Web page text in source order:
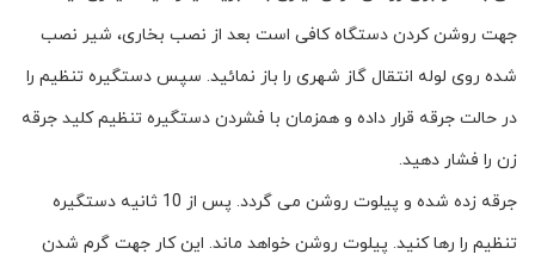
جهت روشن کردن دستگاه کافی است بعد از نصب بخاری، شیر نصب
شده روی لوله انتقال گاز شهری را باز نمائید. سپس دستگیره تنظیم را
در حالت جرقه قرار داده و همزمان با فشردن دستگیره تنظیم کلید جرقه
زن را فشار دهید.
جرقه زده شده و پیلوت روشن می گردد. پس از 10 ثانیه دستگیره
تنظیم را رها کنید. پیلوت روشن خواهد ماند. این کار جهت گرم شدن